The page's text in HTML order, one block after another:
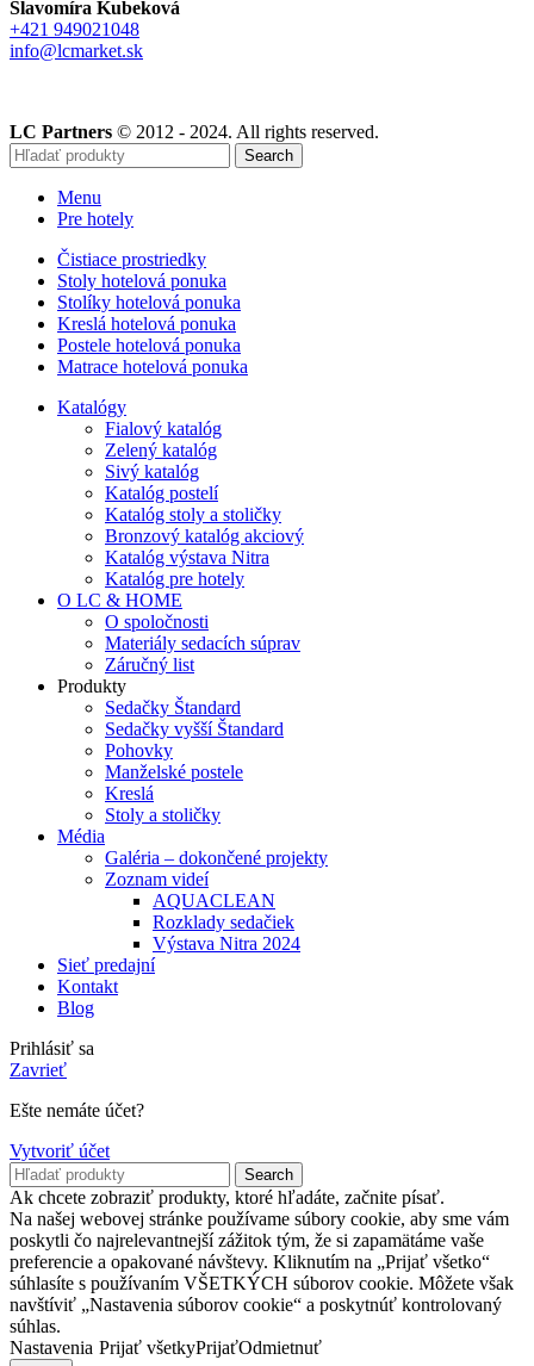
Slavomíra Kubeková
+421 949021048
info@lcmarket.sk
LC Partners © 2012 - 2024. All rights reserved.
Search
Menu
Pre hotely
Čistiace prostriedky
Stoly hotelová ponuka
Stolíky hotelová ponuka
Kreslá hotelová ponuka
Postele hotelová ponuka
Matrace hotelová ponuka
Katalógy
Fialový katalóg
Zelený katalóg
Sivý katalóg
Katalóg postelí
Katalóg stoly a stoličky
Bronzový katalóg akciový
Katalóg výstava Nitra
Katalóg pre hotely
O LC & HOME
O spoločnosti
Materiály sedacích súprav
Záručný list
Produkty
Sedačky Štandard
Sedačky vyšší Štandard
Pohovky
Manželské postele
Kreslá
Stoly a stoličky
Média
Galéria – dokončené projekty
Zoznam videí
AQUACLEAN
Rozklady sedačiek
Výstava Nitra 2024
Sieť predajní
Kontakt
Blog
Prihlásiť sa
Zavrieť
Ešte nemáte účet?
Vytvoriť účet
Search
Ak chcete zobraziť produkty, ktoré hľadáte, začnite písať.
Na našej webovej stránke používame súbory cookie, aby sme vám
poskytli čo najrelevantnejší zážitok tým, že si zapamätáme vaše
preferencie a opakované návštevy. Kliknutím na „Prijať všetko“
súhlasíte s používaním VŠETKÝCH súborov cookie. Môžete však
navštíviť „Nastavenia súborov cookie“ a poskytnúť kontrolovaný
súhlas.
Nastavenia Prijať všetkyPrijaťOdmietnuť